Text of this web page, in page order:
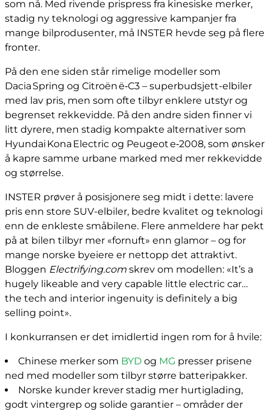
som nå. Med rivende prispress fra kinesiske merker,
stadig ny teknologi og aggressive kampanjer fra
mange bilprodusenter, må INSTER hevde seg på flere
fronter.
På den ene siden står rimelige modeller som
Dacia Spring og Citroën ë‑C3 – superbudsjett-elbiler
med lav pris, men som ofte tilbyr enklere utstyr og
begrenset rekkevidde. På den andre siden finner vi
litt dyrere, men stadig kompakte alternativer som
Hyundai Kona Electric og Peugeot e‑2008, som ønsker
å kapre samme urbane marked med mer rekkevidde
og størrelse.
INSTER prøver å posisjonere seg midt i dette: lavere
pris enn store SUV-elbiler, bedre kvalitet og teknologi
enn de enkleste småbilene. Flere anmeldere har pekt
på at bilen tilbyr mer «fornuft» enn glamor – og for
mange norske byeiere er nettopp det attraktivt.
Bloggen Electrifying.com skrev om modellen: «It’s a
hugely likeable and very capable little electric car…
the tech and interior ingenuity is definitely a big
selling point».
I konkurransen er det imidlertid ingen rom for å hvile:
Chinese merker som BYD og MG presser prisene
ned med modeller som tilbyr større batteripakker.
Norske kunder krever stadig mer hurtiglading,
godt vintergrep og solide garantier – områder der